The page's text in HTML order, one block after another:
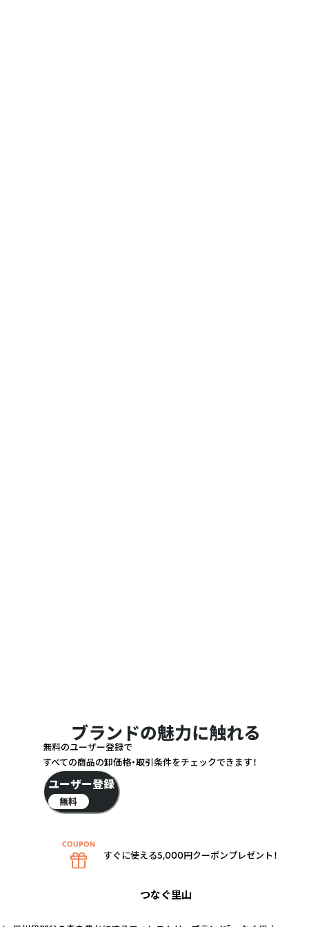
ブランドの魅力に触れる
つなぐ里山
無料のユーザー登録で
すべての商品の卸価格・取引条件をチェックできます！
ユーザー登録
無料
すぐに使える5,000円クーポンプレゼント！